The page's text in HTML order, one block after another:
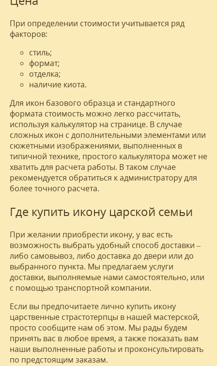
При определении стоимости учитывается ряд
факторов:
стиль;
формат;
отделка;
наличие киота.
Для икон базового образца и стандартного
формата стоимость можно легко рассчитать,
используя калькулятор на странице. В случае
сложных икон с дополнительными элементами или
сюжетными изображениями, выполненных в
типичной технике, простого калькулятора может не
хватить для расчета работы. В таком случае
рекомендуется обратиться к администратору для
более точного расчета.
Где купить икону царской семьи
При желании приобрести икону, у вас есть
возможность выбрать удобный способ доставки –
либо самовывоз, либо доставка до двери или до
выбранного пункта. Мы предлагаем услуги
доставки, выполняемые нами самостоятельно, или
с помощью транспортной компании.
Если вы предпочитаете лично купить икону
царственные страстотерпцы в нашей мастерской,
просто сообщите нам об этом. Мы рады будем
принять вас в любое время, а также показать вам
наши выполненные работы и проконсультировать
по предстоящим заказам.